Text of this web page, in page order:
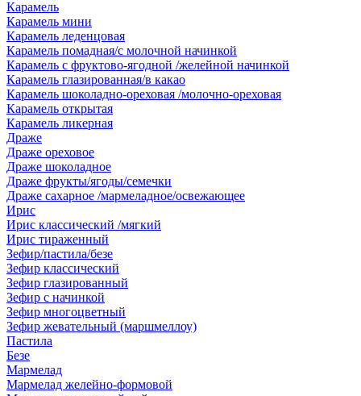
Карамель
Карамель мини
Карамель леденцовая
Карамель помадная/с молочной начинкой
Карамель с фруктово-ягодной /желейной начинкой
Карамель глазированная/в какао
Карамель шоколадно-ореховая /молочно-ореховая
Карамель открытая
Карамель ликерная
Драже
Драже ореховое
Драже шоколадное
Драже фрукты/ягоды/семечки
Драже сахарное /мармеладное/освежающее
Ирис
Ирис классический /мягкий
Ирис тираженный
Зефир/пастила/безе
Зефир классический
Зефир глазированный
Зефир с начинкой
Зефир многоцветный
Зефир жевательный (маршмеллоу)
Пастила
Безе
Мармелад
Мармелад желейно-формовой